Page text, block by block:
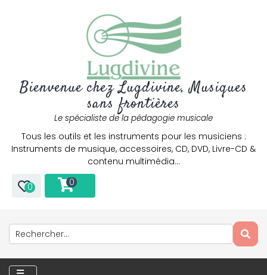
Bienvenue chez Lugdivine, Musiques
sans frontières
Le spécialiste de la pédagogie musicale
Tous les outils et les instruments pour les musiciens :
Instruments de musique, accessoires, CD, DVD, Livre-CD &
contenu multimédia…
0 0